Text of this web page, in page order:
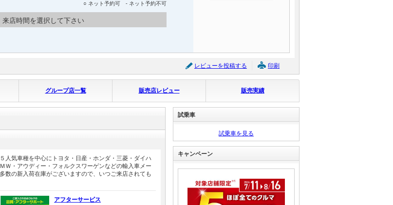
○ ネット予約可 - ネット予約不可
来店時間を選択して下さい
レビューを投稿する 印刷
グループ店一覧 販売店レビュー 販売実績
人気車種を中心にトヨタ・日産・ホンダ・三菱・ダイハ
Ｗ・アウディー・フォルクスワーゲンなどの輸入車メー
数の新入荷在庫がございますので、いつご来店されても
アフターサービス
試乗車
試乗車を見る
キャンペーン
288.8万円
グークーポン
トヨタ ランドクルーザ
ープラド ＴＸ Ｌパッ
(税込)
(リ済込)
508.8万円
車両本体価格
(税込)
496.3万円